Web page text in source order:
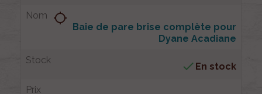
Baie de pare brise complète pour
Dyane Acadiane
location_searching
 En stock